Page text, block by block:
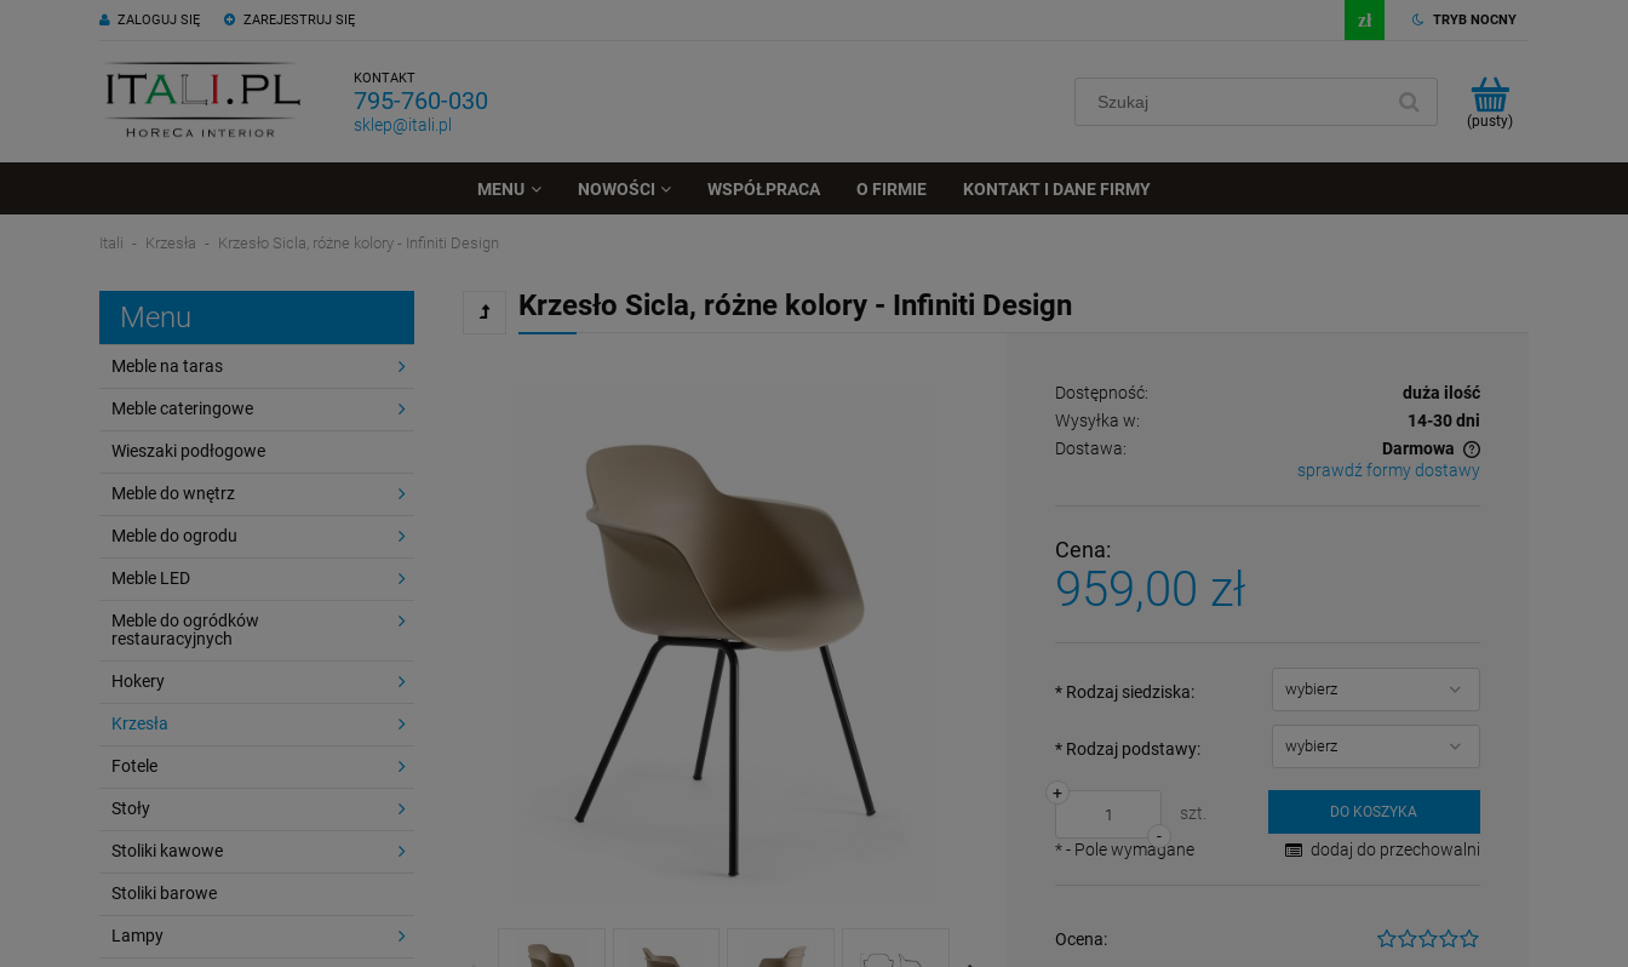
ZAREJESTRUJ SIĘ
ZALOGUJ SIĘ TRYB NOCNY
KONTAKT
795-760-030
sklep@itali.pl (pusty)
MENU NOWOŚCI WSPÓŁPRACA O FIRMIE KONTAKT I DANE FIRMY
Itali Krzesła Krzesło Sicla, różne kolory - Infiniti Design
Menu
Meble na taras
Meble cateringowe
Wieszaki podłogowe
Meble do wnętrz
Meble do ogrodu
Meble LED
Meble do ogródków
restauracyjnych
Hokery
Krzesła
Fotele
Stoły
Stoliki kawowe
Stoliki barowe
Lampy
Krzesło Sicla, różne kolory - Infiniti Design
Dostępność:
duża ilość
Wysyłka w:
14-30 dni
Dostawa:
Darmowa
sprawdź formy dostawy
Cena:
959,00 zł
* Rodzaj siedziska:
* Rodzaj podstawy:
-
+
szt.
DO KOSZYKA
dodaj do przechowalni
*- Pole wymagane
Ocena: